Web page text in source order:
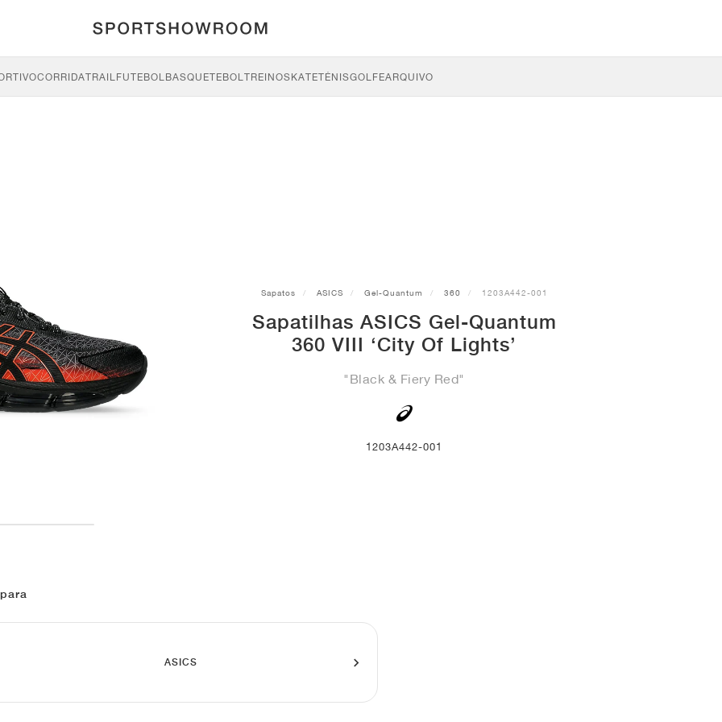
CORRIDATRAILFUTEBOLBASQUETEBOLTREINOSKATETÉNISGOLFEARQUIVO
Sapatos ASICS Gel-Quantum 360 1203A442-001
Sapatilhas ASICS Gel-Quantum
360 VIII ‘City Of Lights’
"Black & Fiery Red"
1203A442-001
ASICS